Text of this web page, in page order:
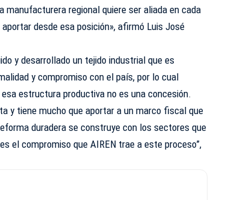
regional quiere ser aliada en cada
desde esa posición», afirmó Luis José
y desarrollado un tejido industrial que es
y compromiso con el país, por lo cual
estructura productiva no es una concesión.
y tiene mucho que aportar a un marco fiscal que
duradera se construye con los sectores que
el compromiso que AIREN trae a este proceso”,